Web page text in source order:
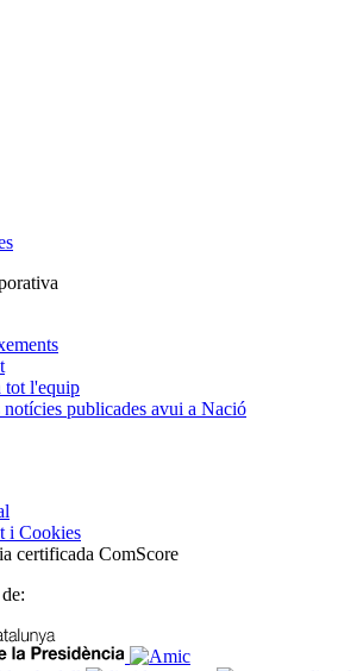
tot l'equip
notícies publicades avui a Nació
i Cookies
certificada ComScore